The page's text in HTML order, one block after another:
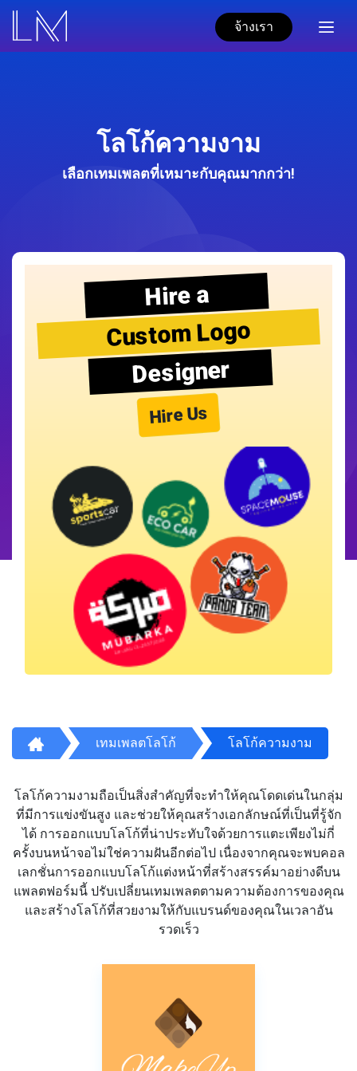
จ้างเรา
โลโก้ความงาม
เลือกเทมเพลตที่เหมาะกับคุณมากกว่า!
Hire a
Custom Logo
Designer
Hire Us
เทมเพลตโลโก้ โลโก้ความงาม
โลโก้ความงามถือเป็นสิ่งสำคัญที่จะทำให้คุณโดดเด่นในกลุ่ม
ที่มีการแข่งขันสูง และช่วยให้คุณสร้างเอกลักษณ์ที่เป็นที่รู้จัก
ได้ การออกแบบโลโก้ที่น่าประทับใจด้วยการแตะเพียงไม่กี่
ครั้งบนหน้าจอไม่ใช่ความฝันอีกต่อไป เนื่องจากคุณจะพบคอล
เลกชั่นการออกแบบโลโก้แต่งหน้าที่สร้างสรรค์มาอย่างดีบน
แพลตฟอร์มนี้ ปรับเปลี่ยนเทมเพลตตามความต้องการของคุณ
และสร้างโลโก้ที่สวยงามให้กับแบรนด์ของคุณในเวลาอัน
รวดเร็ว